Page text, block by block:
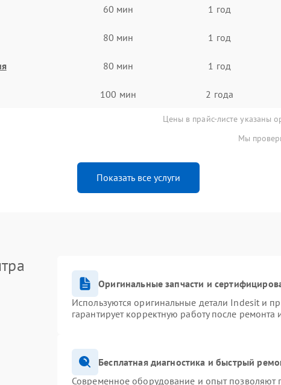
60 мин 1 год
80 мин 1 год
80 мин 1 год
100 мин 2 года
Цены в прайс-листе указаны
Мы
Показать все услуги
Оригинальные запчасти и
Используются оригинальные детали Indesit и
гарантирует корректную работу после
Бесплатная диагностика и быстрый
Современное оборудование и опыт позволяют